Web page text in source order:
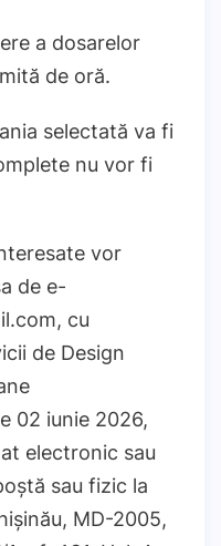
a dosarelor
de oră.
selectată va fi
nu vor fi
vor
de e-
cu
de Design
02 iunie 2026,
electronic sau
sau fizic la
MD-2005,